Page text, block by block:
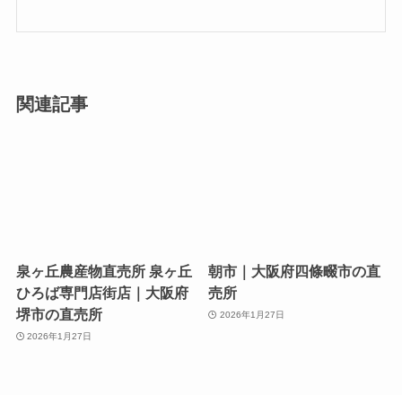
関連記事
泉ヶ丘農産物直売所 泉ヶ丘
ひろば専門店街店｜大阪府
堺市の直売所
2026年1月27日
朝市｜大阪府四條畷市の直
売所
2026年1月27日